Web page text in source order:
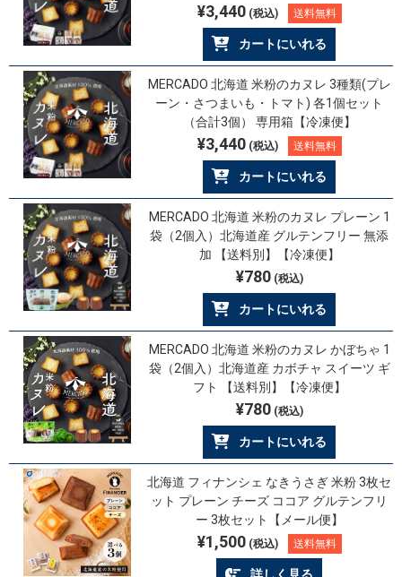
¥3,440(税込) 送料無料
カートにいれる
MERCADO 北海道 米粉のカヌレ 3種類(プレ
ーン・さつまいも・トマト) 各1個セット
（合計3個） 専用箱【冷凍便】
¥3,440(税込) 送料無料
カートにいれる
MERCADO 北海道 米粉のカヌレ プレーン 1
袋（2個入）北海道産 グルテンフリー 無添
加 【送料別】【冷凍便】
¥780(税込)
カートにいれる
MERCADO 北海道 米粉のカヌレ かぼちゃ 1
袋（2個入）北海道産 カボチャ スイーツ ギ
フト 【送料別】【冷凍便】
¥780(税込)
カートにいれる
北海道 フィナンシェ なきうさぎ 米粉 3枚セ
ット プレーン チーズ ココア グルテンフリ
ー 3枚セット【メール便】
¥1,500(税込) 送料無料
詳しく見る